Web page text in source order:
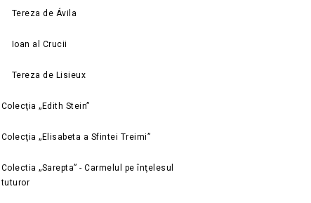
Tereza de Ávila
Ioan al Crucii
Tereza de Lisieux
Colecţia „Edith Stein”
Colecţia „Elisabeta a Sfintei Treimi”
Colectia „Sarepta” - Carmelul pe înţelesul
tuturor